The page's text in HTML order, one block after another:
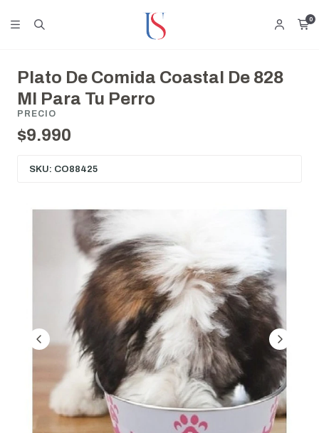
0
Plato De Comida Coastal De 828
Ml Para Tu Perro
PRECIO
$9.990
SKU: CO88425